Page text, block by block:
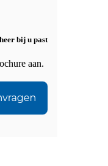
bij u past
aan.